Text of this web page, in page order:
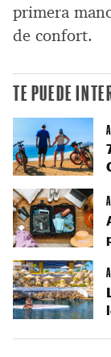
primera
de confort.
TE PUEDE